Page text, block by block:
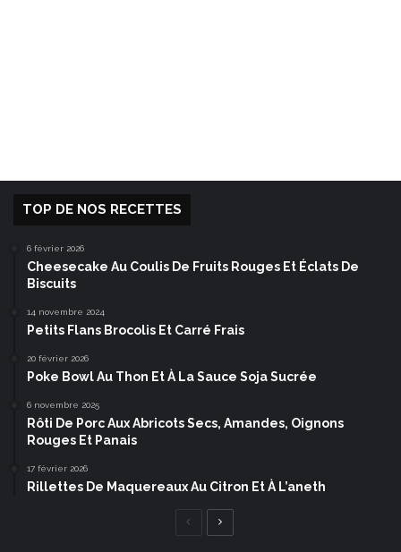
TOP DE NOS RECETTES
6 février 2026
Cheesecake Au Coulis De Fruits Rouges Et Éclats De
Biscuits
14 novembre 2024
Petits Flans Brocolis Et Carré Frais
20 février 2026
Poke Bowl Au Thon Et À La Sauce Soja Sucrée
6 novembre 2025
Rôti De Porc Aux Abricots Secs, Amandes, Oignons
Rouges Et Panais
17 février 2026
Rillettes De Maquereaux Au Citron Et À L’aneth
Page